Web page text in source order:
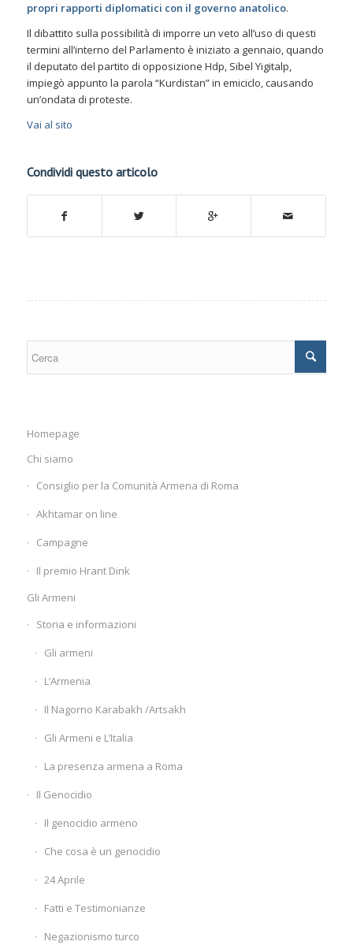
propri rapporti diplomatici con il governo anatolico.
Il dibattito sulla possibilità di imporre un veto all’uso di questi
termini all’interno del Parlamento è iniziato a gennaio, quando
il deputato del partito di opposizione Hdp, Sibel Yigitalp,
impiegò appunto la parola “Kurdistan” in emiciclo, causando
un’ondata di proteste.
Vai al sito
Condividi questo articolo
Homepage
Chi siamo
Consiglio per la Comunità Armena di Roma
Akhtamar on line
Campagne
Il premio Hrant Dink
Gli Armeni
Storia e informazioni
Gli armeni
L’Armenia
Il Nagorno Karabakh /Artsakh
Gli Armeni e L’Italia
La presenza armena a Roma
Il Genocidio
Il genocidio armeno
Che cosa è un genocidio
24 Aprile
Fatti e Testimonianze
Negazionismo turco